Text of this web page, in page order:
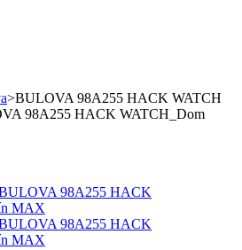
>BULOVA 98A255 HACK WATCH